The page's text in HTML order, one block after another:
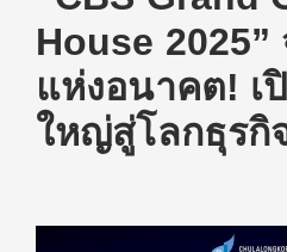
House
แห่งอนาคต! เ
ใหญ่สู่โลกธุรกิ